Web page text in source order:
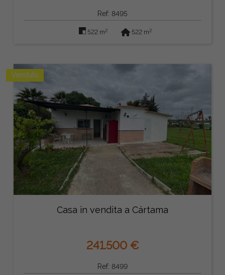
Ref: 8495
522 m2 522 m2
Venduto
Casa in vendita a Cártama
241.500 €
Ref: 8499